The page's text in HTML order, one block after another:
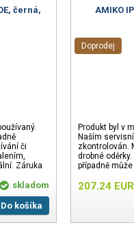
černá,
či
Záruka
skladom
Do košíka
AMIKO
Produkt byl v
Naším
zkontrolován.
drobné
případně
207.24 EUR
Doprodej